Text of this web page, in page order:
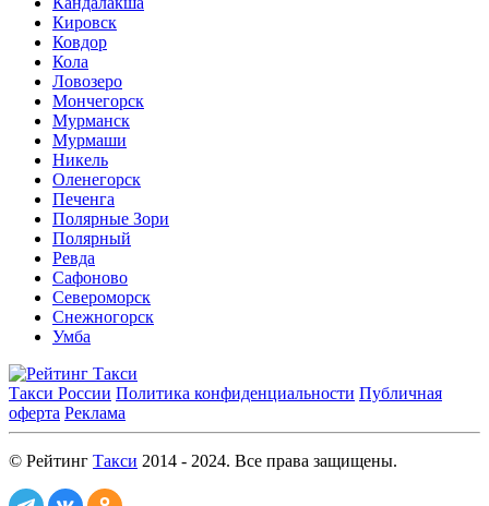
Кировск
Ковдор
Кола
Ловозеро
Мончегорск
Мурманск
Мурмаши
Никель
Оленегорск
Печенга
Полярные Зори
Полярный
Ревда
Сафоново
Североморск
Снежногорск
Умба
Такси России Политика конфиденциальности Публичная
оферта Реклама
© Рейтинг Такси 2014 - 2024. Все права защищены.